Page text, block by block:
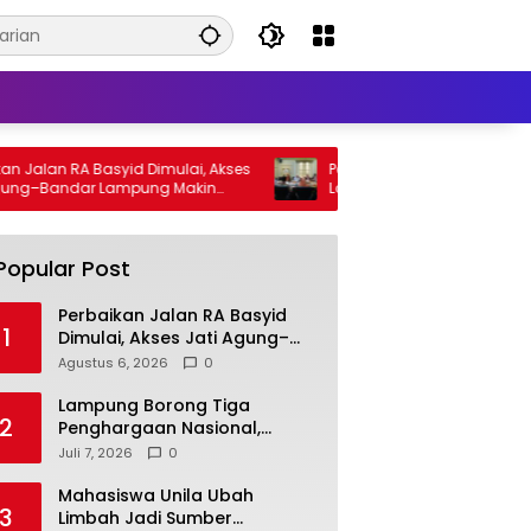
RA Basyid Dimulai, Akses
Lampung Makin
Pemprov Lampung Perkuat
Lawan TB, Wagub Jihan Dorong
Penemuan Kasus Lebih Cepat
Post
1
Perbaikan Jalan RA Basyid
Dimulai, Akses Jati Agung–
Bandar Lampung Makin
Agustus 6, 2026 0
2
Lampung Borong Tiga
Penghargaan Nasional,
Perkuat Posisi sebagai
Syariah
Juli 7, 2026 0
3
Mahasiswa Unila Ubah
Limbah Jadi Sumber